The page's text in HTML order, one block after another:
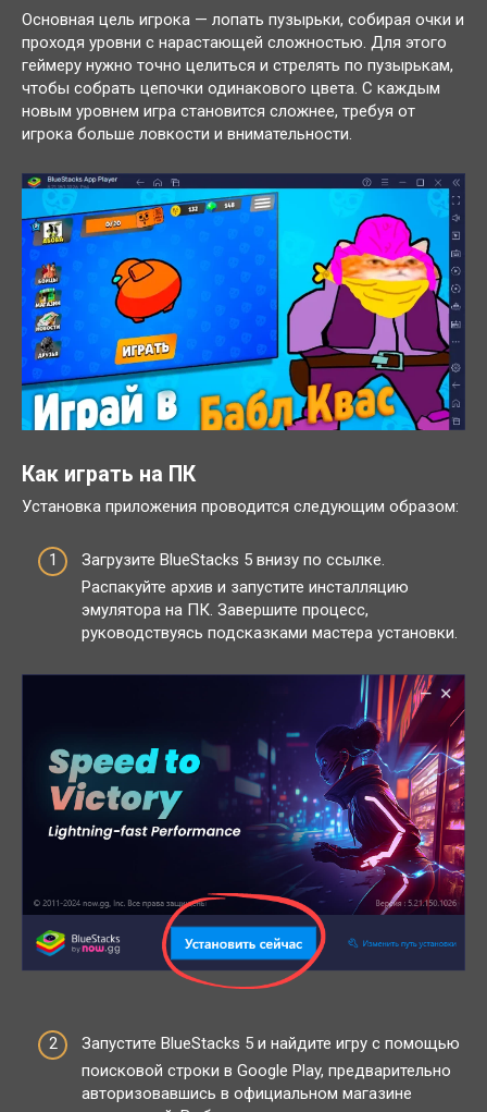
Основная цель игрока — лопать пузырьки, собирая очки и
проходя уровни с нарастающей сложностью. Для этого
геймеру нужно точно целиться и стрелять по пузырькам,
чтобы собрать цепочки одинакового цвета. С каждым
новым уровнем игра становится сложнее, требуя от
игрока больше ловкости и внимательности.
Как играть на ПК
Установка приложения проводится следующим образом:
Загрузите BlueStacks 5 внизу по ссылке.
Распакуйте архив и запустите инсталляцию
эмулятора на ПК. Завершите процесс,
руководствуясь подсказками мастера установки.
Запустите BlueStacks 5 и найдите игру с помощью
поисковой строки в Google Play, предварительно
авторизовавшись в официальном магазине